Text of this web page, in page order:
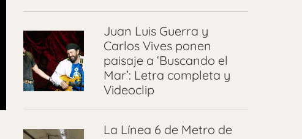
Juan Luis Guerra y
Carlos Vives ponen
paisaje a ‘Buscando el
Mar’: Letra completa y
Videoclip
La Línea 6 de Metro de